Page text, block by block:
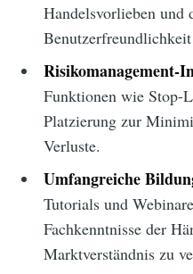
Handelsvorlieben und
Benutzerfreundlichkeit
Risikomanagement-
Funktionen wie Stop-
Platzierung zur
Verluste.
Umfangreiche
Tutorials und
Fachkenntnisse der
Marktverständnis zu